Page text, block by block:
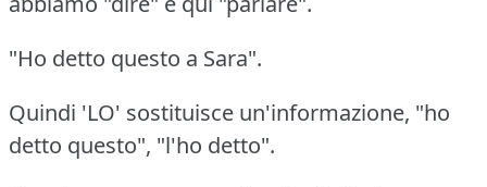
"Ho detto questo a Sara".
Quindi 'LO' sostituisce un'informazione, "ho
detto questo", "l'ho detto".